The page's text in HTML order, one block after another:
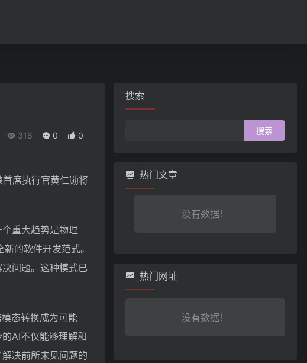
316 0 0
席执行官黄仁勋将
重大趋势是物理
的软件开发范式。
问题。这种模式已
态转换成为可能
AI不仅能够理解和
决前所未见问题的
搜索
热门文章
没有数据！
热门网址
没有数据！